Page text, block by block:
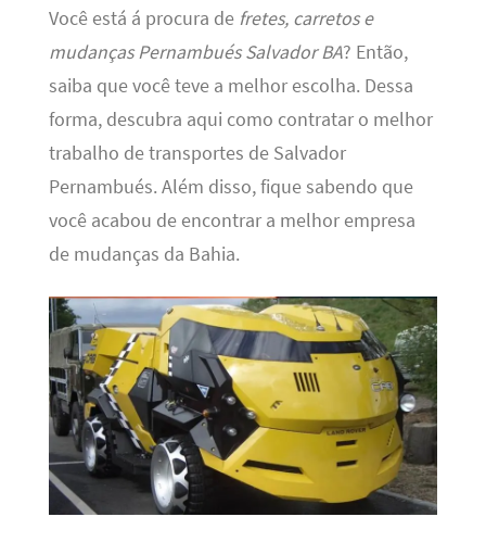
Você está á procura de fretes, carretos e
mudanças Pernambués Salvador BA? Então,
saiba que você teve a melhor escolha. Dessa
forma, descubra aqui como contratar o melhor
trabalho de transportes de Salvador
Pernambués. Além disso, fique sabendo que
você acabou de encontrar a melhor empresa
de mudanças da Bahia.